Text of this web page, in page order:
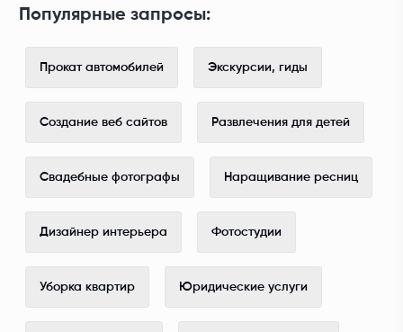
Популярные запросы:
Прокат автомобилей Экскурсии, гиды
Создание веб сайтов Развлечения для детей
Свадебные фотографы Наращивание ресниц
Дизайнер интерьера Фотостудии
Уборка квартир Юридические услуги